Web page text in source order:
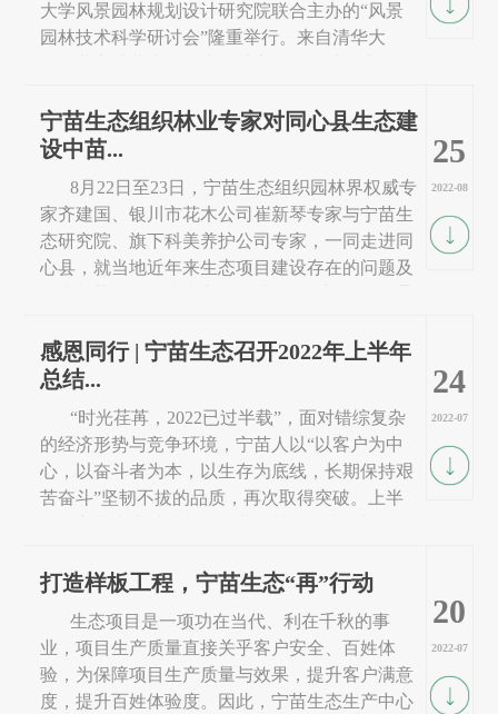
大学风景园林规划设计研究院联合主办的“风景
园林技术科学研讨会”隆重举行。来自清华大
过线上形式，与上千名在线同行学者，共研“风
景园林技...
宁苗生态组织林业专家对同心县生态建
设中苗...
8月22日至23日，宁苗生态组织园林界权威专
家齐建国、银川市花木公司崔新琴专家与宁苗生
态研究院、旗下科美养护公司专家，一同走进同
心县，就当地近年来生态项目建设存在的问题及
涵养林、同心县人民公园、同心县诗苑等7个生
态建...
25
2022-08
感恩同行 | 宁苗生态召开2022年上半年
总结...
“时光荏苒，2022已过半载”，面对错综复杂
的经济形势与竞争环境，宁苗人以“以客户为中
心，以奋斗者为本，以生存为底线，长期保持艰
苦奋斗”坚韧不拔的品质，再次取得突破。上半
织变革；上半年，宁苗生态围绕“样板项目建设...
24
2022-07
打造样板工程，宁苗生态“再”行动
生态项目是一项功在当代、利在千秋的事
业，项目生产质量直接关乎客户安全、百姓体
验，为保障项目生产质量与效果，提升客户满意
度，提升百姓体验度。因此，宁苗生态生产中心
20
2022-07